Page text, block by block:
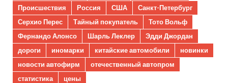
Происшествия
Россия США
Санкт-Петербург
Серхио Перес
Тайный покупатель
Тото Вольф
Фернандо Алонсо
Шарль Леклер
Эдди Джордан
дороги
иномарки китайские автомобили
новинки
новости автофирм
отечественный автопром
статистика
цены